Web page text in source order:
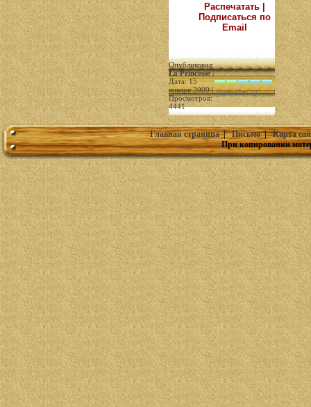
Распечатать |
Подписаться по
Email
Опубликовал:
La Princesse|
Дата: 15
января 2009 |
Просмотров:
4441
(голосов: 1)
Главная страница|Письмо|Карта
При копировании